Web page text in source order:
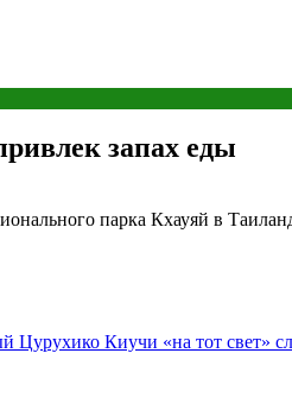
запах еды
парка Кхауяй в
Цурухико Киучи «на тот свет»